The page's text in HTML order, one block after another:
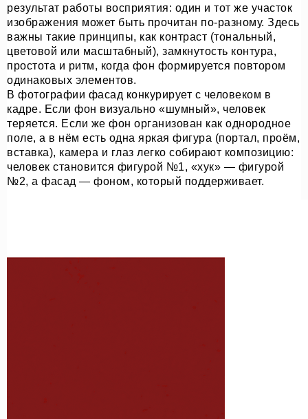
результат работы восприятия: один и тот же участок
изображения может быть прочитан по-разному. Здесь
важны такие принципы, как контраст (тональный,
цветовой или масштабный), замкнутость контура,
простота и ритм, когда фон формируется повтором
одинаковых элементов.
В фотографии фасад конкурирует с человеком в
кадре. Если фон визуально «шумный», человек
теряется. Если же фон организован как однородное
поле, а в нём есть одна яркая фигура (портал, проём,
вставка), камера и глаз легко собирают композицию:
человек становится фигурой №1, «хук» — фигурой
№2, а фасад — фоном, который поддерживает.